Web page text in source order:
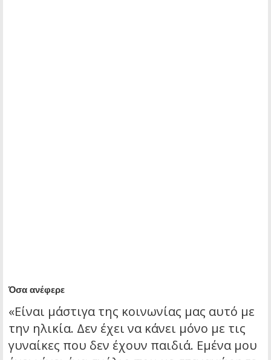
Όσα ανέφερε
«Είναι μάστιγα της κοινωνίας μας αυτό με
την ηλικία. Δεν έχει να κάνει μόνο με τις
γυναίκες που δεν έχουν παιδιά. Εμένα μου